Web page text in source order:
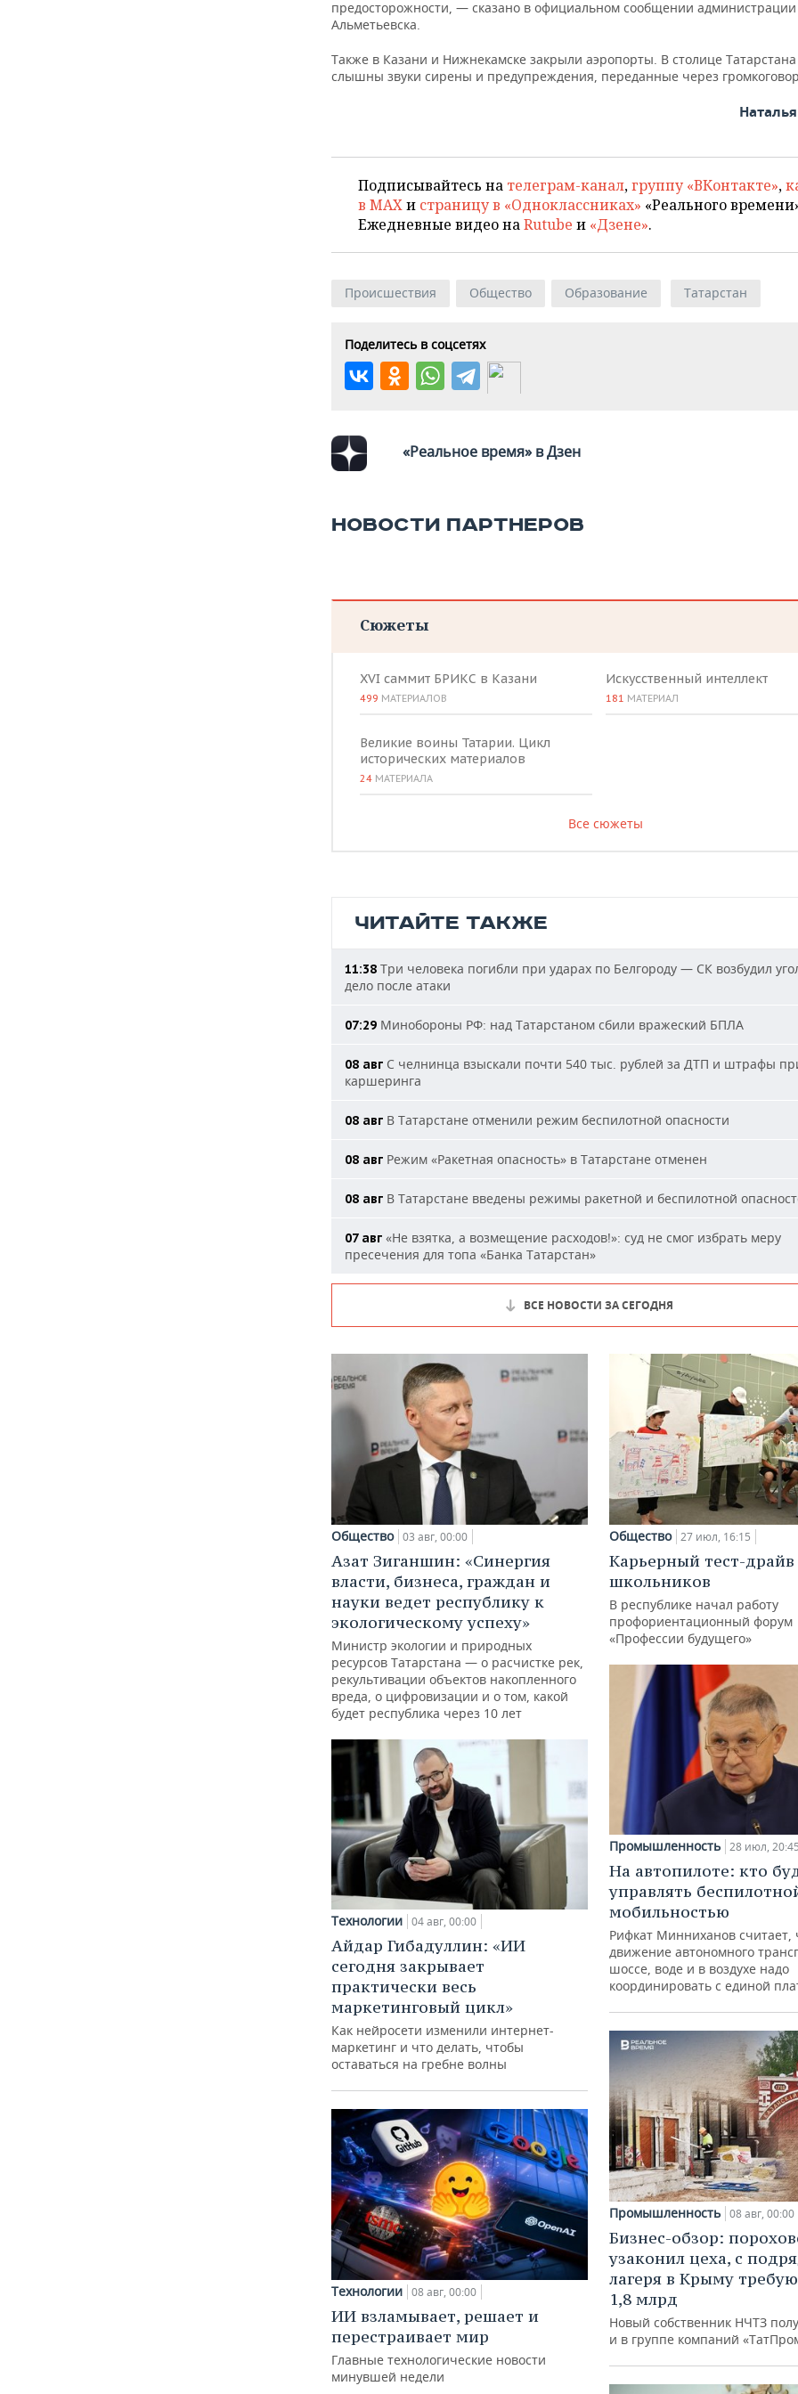
предосторожности, — сказано в официальном сообщении администрации
Альметьевска.
Также в Казани и Нижнекамске закрыли аэропорты. В столице
слышны звуки сирены и предупреждения, переданные через
Подписывайтесь на телеграм-канал,группу «ВКонтакте»,
в MAXи страницу в «Одноклассниках» «Реального
Ежедневные видео наRutube и «Дзене».
Происшествия Общество Образование Татарстан
Поделитесь в соцсетях
«Реальное время» в Дзен
НОВОСТИ ПАРТНЕРОВ
Сюжеты
XVI саммит БРИКС в Казани
499 МАТЕРИАЛОВ
Великие воины Татарии. Цикл
исторических материалов
24 МАТЕРИАЛА
Искусственный интеллект
181 МАТЕРИАЛ
Все сюжеты
ЧИТАЙТЕ ТАКЖЕ
11:38 Три человека погибли при ударах по Белгороду — СК возбудил
дело после атаки
07:29 Минобороны РФ: над Татарстаном сбили вражеский БПЛА
08 авг С челнинца взыскали почти 540 тыс. рублей за ДТП и штрафы
каршеринга
08 авг В Татарстане отменили режим беспилотной опасности
08 авг Режим «Ракетная опасность» в Татарстане отменен
08 авг В Татарстане введены режимы ракетной и беспилотной
07 авг «Не взятка, а возмещение расходов!»: суд не смог избрать меру
пресечения для топа «Банка Татарстан»
ВСЕ НОВОСТИ ЗА СЕГОДНЯ
Общество 03 авг, 00:00
Азат Зиганшин: «Синергия
власти, бизнеса, граждан и
науки ведет республику к
экологическому успеху»
Министр экологии и природных
ресурсов Татарстана — о расчистке рек,
рекультивации объектов накопленного
вреда, о цифровизации и о том, какой
будет республика через 10 лет
Технологии 04 авг, 00:00
Айдар Гибадуллин: «ИИ
сегодня закрывает
практически весь
маркетинговый цикл»
Как нейросети изменили интернет-
маркетинг и что делать, чтобы
оставаться на гребне волны
Технологии 08 авг, 00:00
ИИ взламывает, решает и
перестраивает мир
Главные технологические новости
минувшей недели
Общество 27 июл, 16:15
Карьерный тест-драйв
школьников
В республике начал работу
профориентационный форум
«Профессии будущего»
Промышленность 28 июл, 20:45
На автопилоте: кто
управлять
мобильностью
Рифкат Минниханов считает,
движение автономного
шоссе, воде и в воздухе надо
координировать с единой
Промышленность 08 авг, 00:00
Бизнес-обзор:
узаконил цеха, с
лагеря в Крыму
1,8 млрд
Новый собственник НЧТЗ
и в группе компаний